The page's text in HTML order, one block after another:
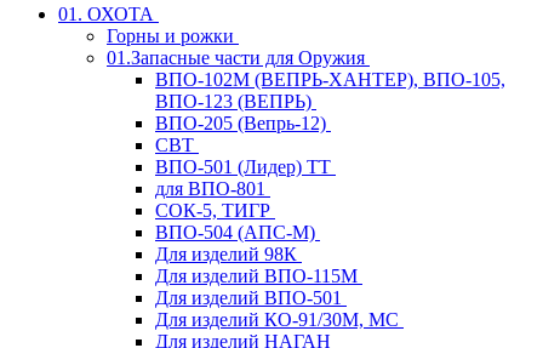
01. ОХОТА
Горны и рожки
01.Запасные части для Оружия
ВПО-102М (ВЕПРЬ-ХАНТЕР), ВПО-105,
ВПО-123 (ВЕПРЬ)
ВПО-205 (Вепрь-12)
СВТ
ВПО-501 (Лидер) ТТ
для ВПО-801
СОК-5, ТИГР
ВПО-504 (АПС-М)
Для изделий 98К
Для изделий ВПО-115М
Для изделий ВПО-501
Для изделий КО-91/30М, МС
Для изделий НАГАН